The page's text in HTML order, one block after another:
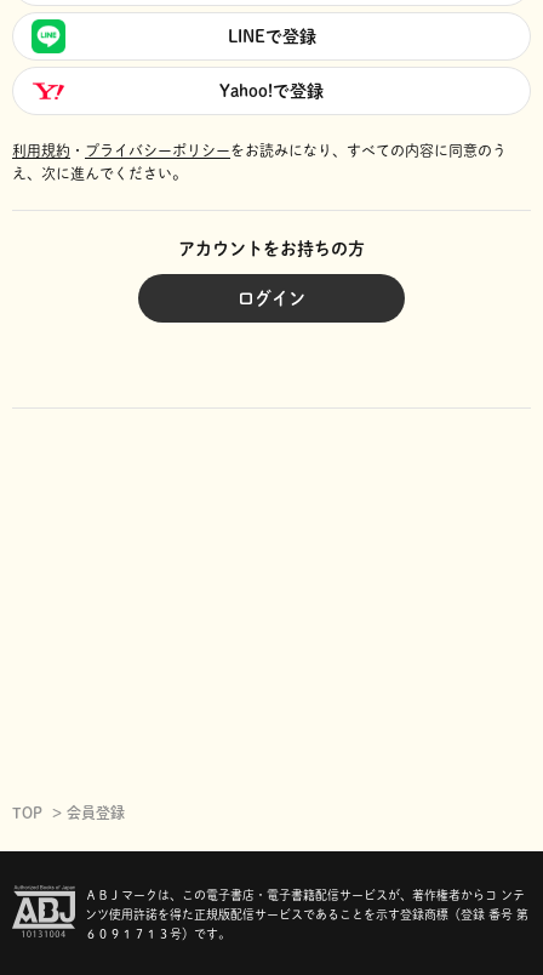
LINEで登録
Yahoo!で登録
利用規約 ・ プライバシーポリシーをお読みになり、 すべての内容に同意のう
え、次に進んでください。
アカウントをお持ちの方
ログイン
TOP 会員登録
ＡＢＪマークは、この電子書店・電子書籍配信サービスが、著作権者からコ ンテ
ンツ使用許諾を得た正規版配信サービスであることを示す登録商標（登録 番号 第
６０９１７１３号）です。